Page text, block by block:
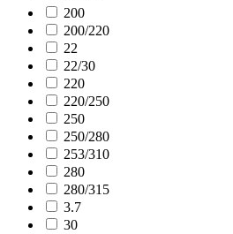
200
200/220
22
22/30
220
220/250
250
250/280
253/310
280
280/315
3.7
30